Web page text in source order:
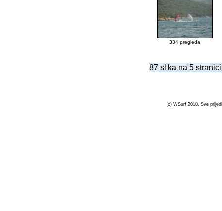
334 pregleda
87 slika na 5 stranici
(c) WSurf 2010. Sve